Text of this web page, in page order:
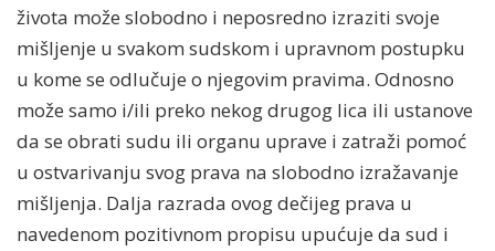
života može slobodno i neposredno izraziti svoje
mišljenje u svakom sudskom i upravnom postupku
u kome se odlučuje o njegovim pravima. Odnosno
može samo i/ili preko nekog drugog lica ili ustanove
da se obrati sudu ili organu uprave i zatraži pomoć
u ostvarivanju svog prava na slobodno izražavanje
mišljenja. Dalja razrada ovog dečijeg prava u
navedenom pozitivnom propisu upućuje da sud i